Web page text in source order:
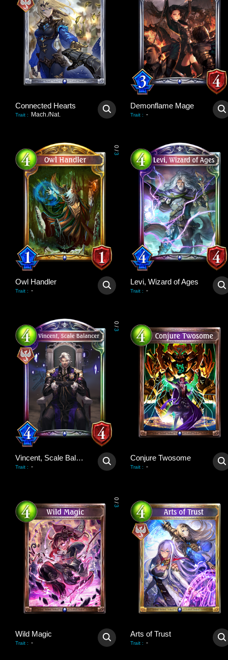
Connected Hearts
Trait : Mach./Nat.
Demonflame Mage
Trait : -
0
/
3
Owl Handler
Trait : -
Levi, Wizard of Ages
Trait : -
0
/
3
Vincent, Scale Balancer
Trait : -
Conjure Twosome
Trait : -
0
/
3
Wild Magic
Trait : -
Arts of Trust
Trait : -